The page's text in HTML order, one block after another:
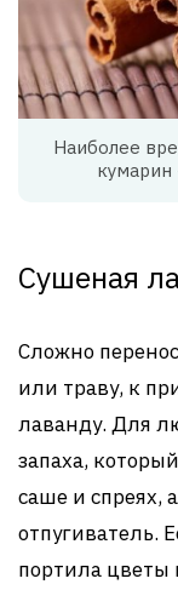
Наиболее
кумарин
Сушеная
Сложно
или траву, к
лаванду. Для
запаха,
саше и спреях,
отпугиватель.
портила цветы